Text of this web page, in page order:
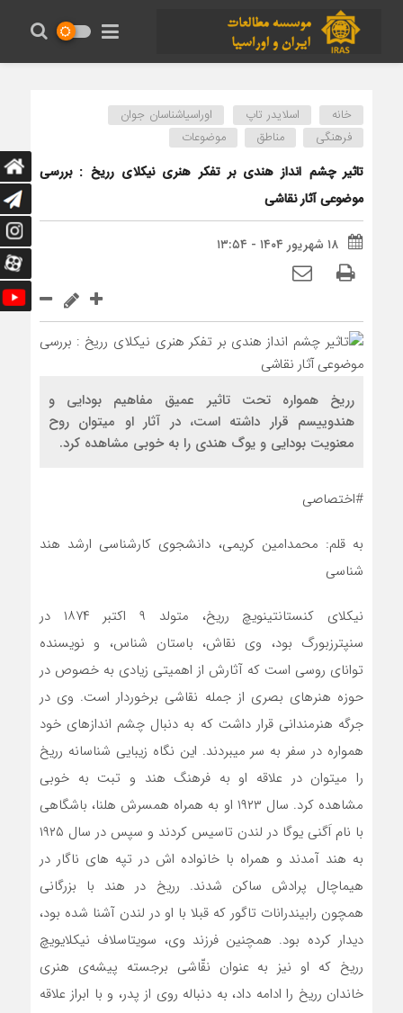
خانه اسلایدر تاپ
اوراسیاشناسان جوان
فرهنگی
مناطق موضوعات
تاثیر چشم انداز هندی بر تفکر هنری نیکلای رریخ : بررسی
موضوعی آثار نقاشی
۱۸ شهریور ۱۴۰۴ - ۱۳:۵۴
رریخ همواره تحت تاثیر عمیق مفاهیم بودایی و
هندوییسم قرار داشته است، در آثار او میتوان روح
معنویت بودایی و یوگ هندی را به خوبی مشاهده کرد.
#اختصاصی
به قلم: محمدامین کریمی، دانشجوی کارشناسی ارشد هند
شناسی
نیکلای کنستانتینویچ رریخ، متولد ۹ اکتبر ۱۸۷۴ در
سنپترزبورگ بود، وی نقاش، باستان شناس، و نویسنده
توانای روسی است که آثارش از اهمیتی زیادی به خصوص در
حوزه هنرهای بصری از جمله نقاشی برخوردار است. وی در
جرگه هنرمندانی قرار داشت که به دنبال چشم اندازهای خود
همواره در سفر به سر میبردند. این نگاه زیبایی شناسانه رریخ
را میتوان در علاقه او به فرهنگ هند و تبت به خوبی
مشاهده کرد. سال ۱۹۲۳ او به همراه همسرش هلنا، باشگاهی
با نام اَگنی یوگا در لندن تاسیس کردند و سپس در سال ۱۹۲۵
به هند آمدند و همراه با خانواده اش در تپه های ناگار در
هیماچال پرادش ساکن شدند. رریخ در هند با بزرگانی
همچون رابیندرانات تاگور که قبلا با او در لندن آشنا شده بود،
دیدار کرده بود. همچنین فرزند وی، سویتاسلاف نیکلایویچ
رریخ که او نیز به عنوان نقّاشی برجسته پیشه‌ی هنری
خاندان رریخ را ادامه داد، به دنباله روی از پدر، و با ابراز علاقه